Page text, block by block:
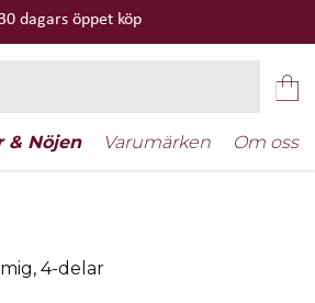
dagars öppet köp
& Nöjen Varumärken Om oss
4-delar